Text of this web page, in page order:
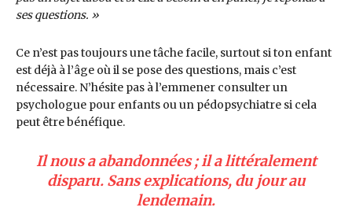
ses questions. »
Ce n’est pas toujours une tâche facile, surtout si ton enfant
est déjà à l’âge où il se pose des questions, mais c’est
nécessaire. N’hésite pas à l’emmener consulter un
psychologue pour enfants ou un pédopsychiatre si cela
peut être bénéfique.
Il nous a abandonnées ; il a littéralement
disparu. Sans explications, du jour au
lendemain.